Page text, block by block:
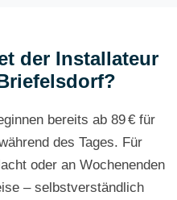
der Installateur
bereits ab 89 € für
des Tages. Für
oder an Wochenenden
– selbstverständlich